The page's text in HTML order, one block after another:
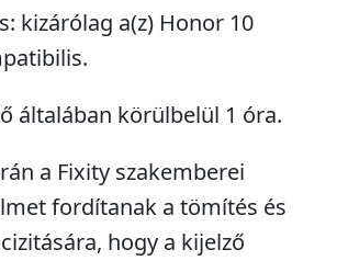
kizárólag a(z) Honor 10
általában körülbelül 1 óra.
a Fixity szakemberei
fordítanak a tömítés és
hogy a kijelző